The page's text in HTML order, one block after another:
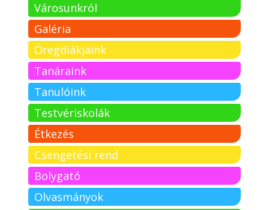
Városunkról
Galéria
Öregdiákjaink
Tanáraink
Tanulóink
Testvériskolák
Étkezés
Csengetési rend
Bolygató
Olvasmányok